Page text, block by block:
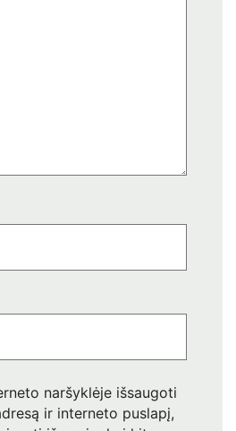
naršyklėje išsaugoti
ir interneto puslapį,